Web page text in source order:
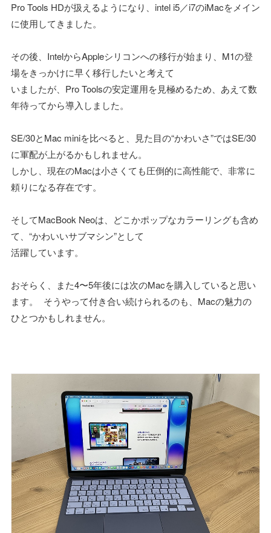
Pro Tools HDが扱えるようになり、intel i5／i7のiMacをメイン
に使用してきました。
その後、IntelからAppleシリコンへの移行が始まり、M1の登
場をきっかけに早く移行したいと考えて
いましたが、Pro Toolsの安定運用を見極めるため、あえて数
年待ってから導入しました。
SE/30とMac miniを比べると、見た目の“かわいさ”ではSE/30
に軍配が上がるかもしれません。
しかし、現在のMacは小さくても圧倒的に高性能で、非常に
頼りになる存在です。
そしてMacBook Neoは、どこかポップなカラーリングも含め
て、“かわいいサブマシン”として
活躍しています。
おそらく、また4〜5年後には次のMacを購入していると思い
ます。 そうやって付き合い続けられるのも、Macの魅力の
ひとつかもしれません。